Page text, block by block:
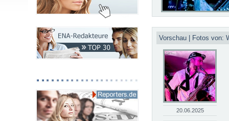
Vorschau | Fotos von:
20.06.2025